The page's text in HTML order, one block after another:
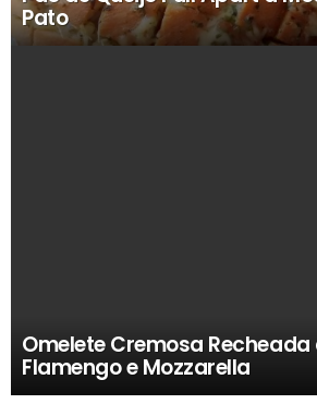
Pato
Omelete Cremosa Recheada
Flamengo e Mozzarella